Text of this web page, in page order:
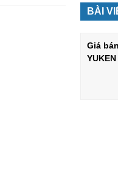
BÀI
Giá
YUKEN